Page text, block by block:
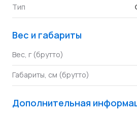
Тип
Вес и габариты
Вес, г (брутто)
Габариты, см (брутто)
Дополнительная